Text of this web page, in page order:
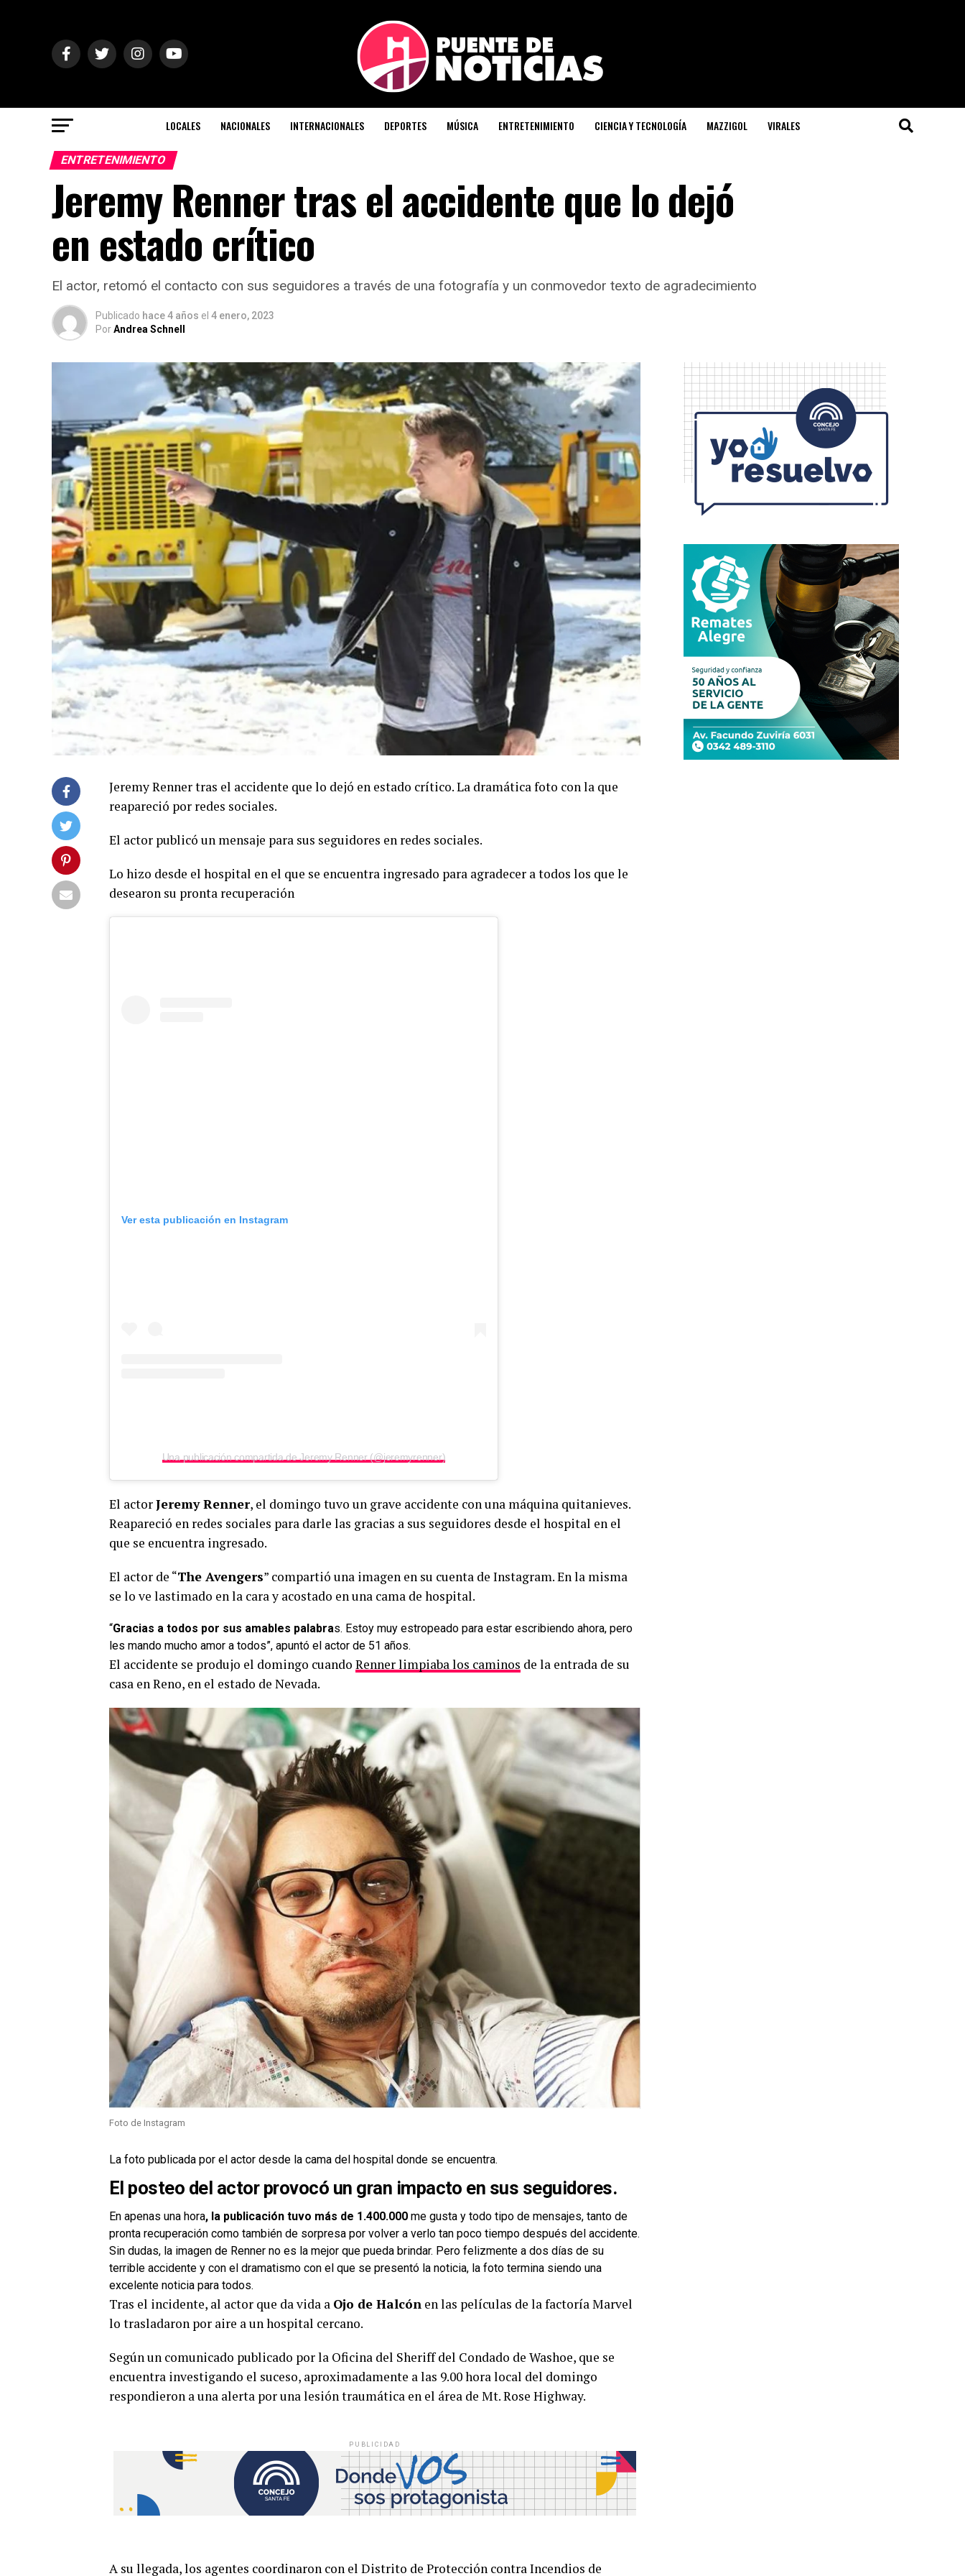
LOCALES NACIONALES INTERNACIONALES DEPORTES MÚSICA ENTRETENIMIENTO CIENCIA Y TECNOLOGÍA MAZZIGOL VIRALES
ENTRETENIMIENTO
Jeremy Renner tras el accidente que lo dejó
en estado crítico
El actor, retomó el contacto con sus seguidores a través de una fotografía y un conmovedor texto de agradecimiento
Publicado hace 4 años el 4 enero, 2023
PorAndrea Schnell
Jeremy Renner tras el accidente que lo dejó en estado crítico. La dramática foto con la que
reapareció por redes sociales.
El actor publicó un mensaje para sus seguidores en redes sociales.
Lo hizo desde el hospital en el que se encuentra ingresado para agradecer a todos los que le
desearon su pronta recuperación
Ver esta publicación en Instagram
Una publicación compartida de Jeremy Renner (@jeremyrenner)
El actorJeremy Renner, el domingo tuvo un grave accidente con una máquina quitanieves.
Reapareció en redes sociales para darle las gracias a sus seguidores desde el hospital en el
que se encuentra ingresado.
El actor de “The Avengers” compartió una imagen en su cuenta de Instagram. En la misma
se lo ve lastimado en la cara y acostado en una cama de hospital.
“Gracias a todos por sus amables palabras. Estoy muy estropeado para estar escribiendo ahora, pero
les mando mucho amor a todos”, apuntó el actor de 51 años.
El accidente se produjo el domingo cuando Renner limpiaba los caminos de la entrada de su
casa en Reno, en el estado de Nevada.
Foto de Instagram
La foto publicada por el actor desde la cama del hospital donde se encuentra.
El posteo del actor provocó un gran impacto en sus seguidores.
En apenas una hora, la publicación tuvo más de 1.400.000 me gusta y todo tipo de mensajes, tanto de
pronta recuperación como también de sorpresa por volver a verlo tan poco tiempo después del accidente.
Sin dudas, la imagen de Renner no es la mejor que pueda brindar. Pero felizmente a dos días de su
terrible accidente y con el dramatismo con el que se presentó la noticia, la foto termina siendo una
excelente noticia para todos.
Tras el incidente, al actor que da vida a Ojo de Halcón en las películas de la factoría Marvel
lo trasladaron por aire a un hospital cercano.
Según un comunicado publicado por la Oficina del Sheriff del Condado de Washoe, que se
encuentra investigando el suceso, aproximadamente a las 9.00 hora local del domingo
respondieron a una alerta por una lesión traumática en el área de Mt. Rose Highway.
PUBLICIDAD
A su llegada, los agentes coordinaron con el Distrito de Protección contra Incendios de